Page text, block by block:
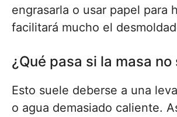
engrasarla o usar papel para
facilitará mucho el
¿Qué pasa si la masa no
Esto suele deberse a una
o agua demasiado caliente.